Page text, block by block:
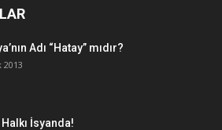
Adı “Hatay” mıdır?
2013
İsyanda!